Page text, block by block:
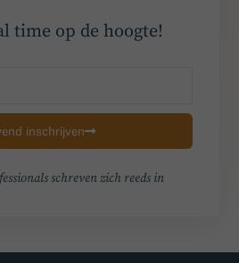
time op de hoogte!
inschrijven
schreven zich reeds in